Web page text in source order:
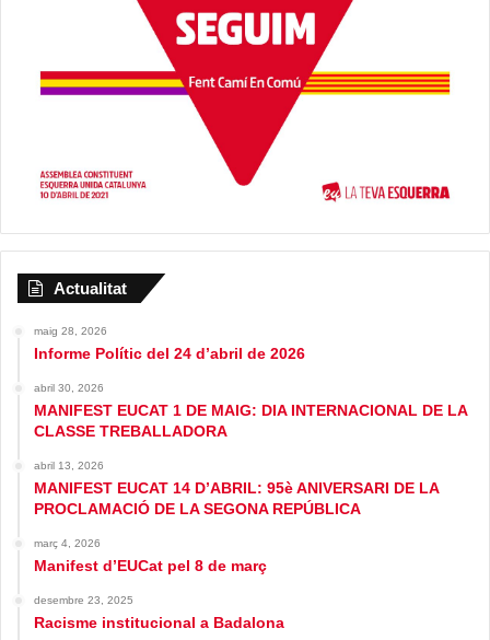
Actualitat
maig 28, 2026
Informe Polític del 24 d’abril de 2026
abril 30, 2026
MANIFEST EUCAT 1 DE MAIG: DIA INTERNACIONAL DE LA
CLASSE TREBALLADORA
abril 13, 2026
MANIFEST EUCAT 14 D’ABRIL: 95è ANIVERSARI DE LA
PROCLAMACIÓ DE LA SEGONA REPÚBLICA
març 4, 2026
Manifest d’EUCat pel 8 de març
desembre 23, 2025
Racisme institucional a Badalona